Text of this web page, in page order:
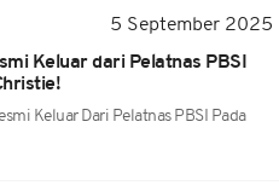
5 September 2025
Keluar dari Pelatnas PBSI
Keluar Dari Pelatnas PBSI Pada